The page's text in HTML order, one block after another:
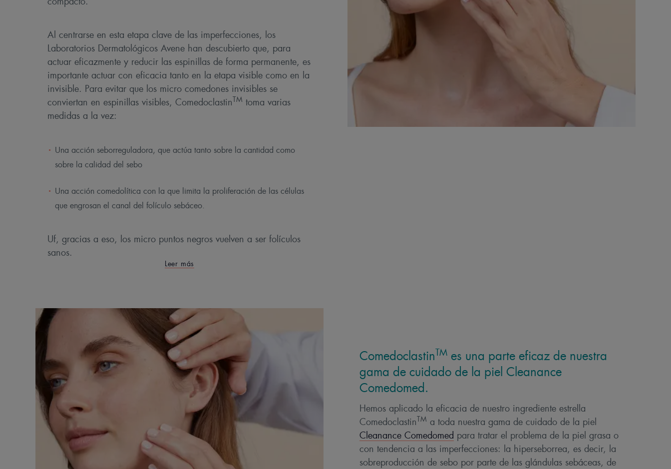
Al centrarse en esta etapa clave de las imperfecciones, los
Laboratorios Dermatológicos Avene han descubierto que, para
actuar eficazmente y reducir las espinillas de forma permanente, es
importante actuar con eficacia tanto en la etapa visible como en la
invisible. Para evitar que los micro comedones invisibles se
conviertan en espinillas visibles, ComedoclastinTM toma varias
medidas a la vez:
Una acción seborreguladora, que actúa tanto sobre la cantidad como
sobre la calidad del sebo
Una acción comedolítica con la que limita la proliferación de las células
que engrosan el canal del folículo sebáceo.
Uf, gracias a eso, los micro puntos negros vuelven a ser folículos
sanos.
Leer más
ComedoclastinTM es una parte eficaz de nuestra
gama de cuidado de la piel Cleanance
Comedomed.
Hemos aplicado la eficacia de nuestro ingrediente estrella
ComedoclastinTM a toda nuestra gama de cuidado de la piel
Cleanance Comedomed para tratar el problema de la piel grasa o
con tendencia a las imperfecciones: la hiperseborrea, es decir, la
sobreproducción de sebo por parte de las glándulas sebáceas, de